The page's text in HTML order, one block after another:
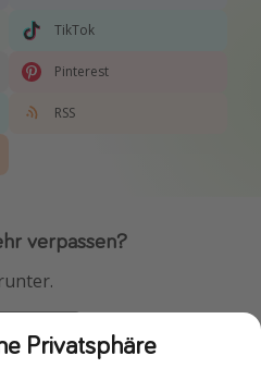
TikTok
Pinterest
RSS
verpassen?
Privatsphäre